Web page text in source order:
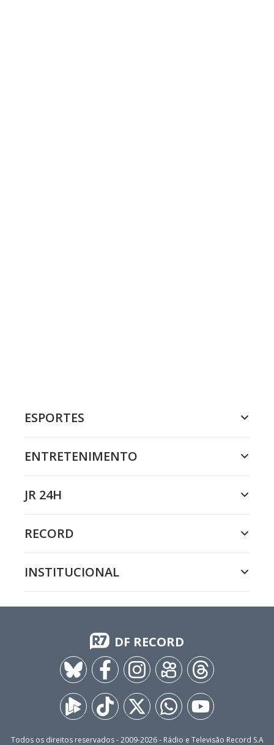
ESPORTES
ENTRETENIMENTO
JR 24H
RECORD
INSTITUCIONAL
DF RECORD
Todos os direitos reservados - 2009-2026- Rádio e Televisão Record S.A